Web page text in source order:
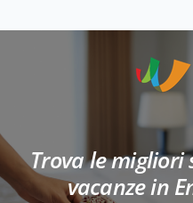
Trova le
vacanze in